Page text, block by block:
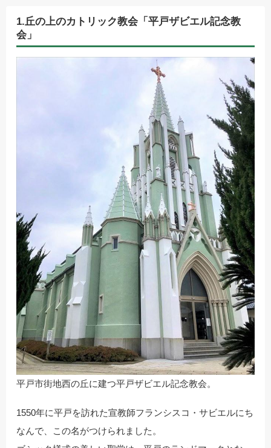
1.丘の上のカトリック教会「平戸ザビエル記念教
会」
平戸市街地西の丘に建つ平戸ザビエル記念教会。
1550年に平戸を訪れた宣教師フランシスコ・サビエルにち
なんで、この名がつけられました。